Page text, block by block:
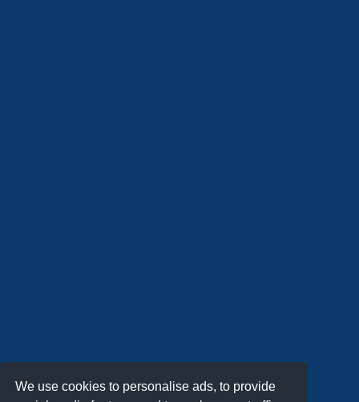
We use cookies to personalise ads, to provide